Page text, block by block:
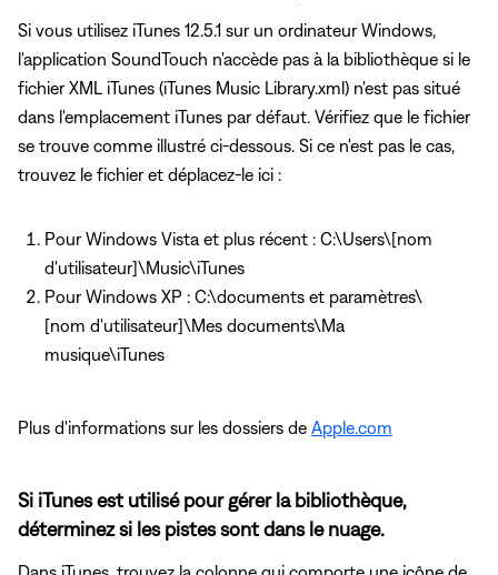
Si vous utilisez iTunes 12.5.1 sur un ordinateur Windows,
l'application SoundTouch n'accède pas à la bibliothèque si le
fichier XML iTunes (iTunes Music Library.xml) n'est pas situé
dans l'emplacement iTunes par défaut. Vérifiez que le fichier
se trouve comme illustré ci-dessous. Si ce n'est pas le cas,
trouvez le fichier et déplacez-le ici :
Pour Windows Vista et plus récent : C:\Users\[nom
d'utilisateur]\Music\iTunes
Pour Windows XP : C:\documents et paramètres\
[nom d'utilisateur]\Mes documents\Ma
musique\iTunes
Plus d'informations sur les dossiers de Apple.com
Si iTunes est utilisé pour gérer la bibliothèque,
déterminez si les pistes sont dans le nuage.